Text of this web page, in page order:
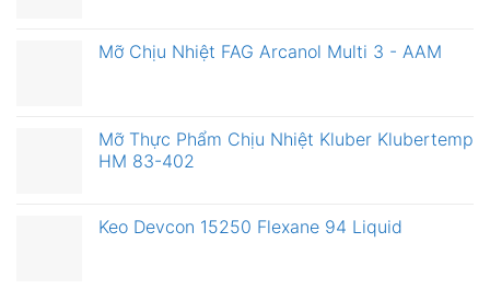
Mỡ Chịu Nhiệt FAG Arcanol Multi 3 - AAM
Mỡ Thực Phẩm Chịu Nhiệt Kluber Klubertemp
HM 83-402
Keo Devcon 15250 Flexane 94 Liquid